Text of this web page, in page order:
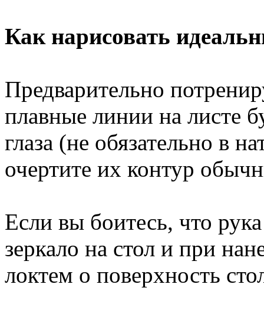
Как нарисовать
Предварительно
плавные линии на листе
глаза (не обязательно в
очертите их контур
Если вы боитесь, что
зеркало на стол и при
локтем о поверхность